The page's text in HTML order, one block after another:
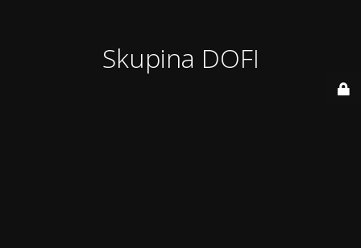
Skupina DOFI